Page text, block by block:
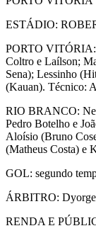
ESTÁDIO:
PORTO VITÓRIA:
Coltro e Laílson;
Sena); Lessinho
(Kauan). Técnico:
RIO BRANCO:
Pedro Botelho e
Aloísio (Bruno
(Matheus Costa) e
GOL: segundo
ÁRBITRO:
RENDA E